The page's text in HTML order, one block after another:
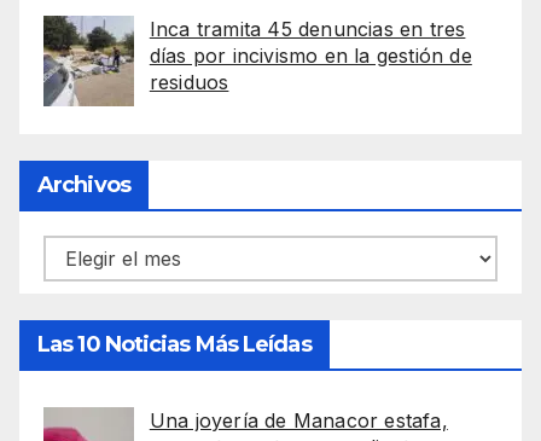
Inca tramita 45 denuncias en tres
días por incivismo en la gestión de
residuos
Archivos
Archivos
Las 10 Noticias Más Leídas
Una joyería de Manacor estafa,